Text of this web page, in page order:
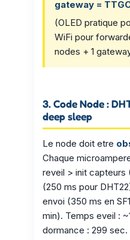
gateway =
(OLED pratique
WiFi pour
nodes + 1
3. Code Node :
deep sleep
Le node doit etre
Chaque
reveil > init capteurs
(250 ms pour
envoi (350 ms en
min). Temps eveil :
dormance : 299 sec.